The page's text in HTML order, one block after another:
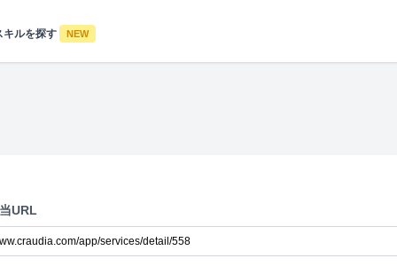
キルを探す NEW
URL